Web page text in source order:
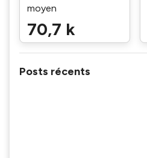
moyen
70,7 k
Posts récents